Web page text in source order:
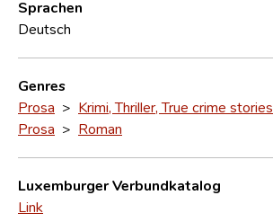
Sprachen
Deutsch
Genres
Prosa > Krimi, Thriller, True crime stories
Prosa > Roman
Luxemburger Verbundkatalog
Link